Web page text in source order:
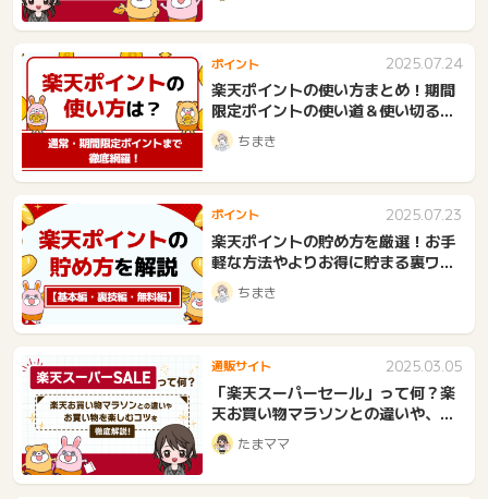
ポイント 2025.07.24
楽天ポイントの使い方まとめ！期間
限定ポイントの使い道＆使い切るコ
ツもちまき
ポイント 2025.07.23
楽天ポイントの貯め方を厳選！お手
軽な方法やよりお得に貯まる裏ワザ
まで ちまき
通販サイト 2025.03.05
「楽天スーパーセール」って何？楽
天お買い物マラソンとの違いや、お
買い物を楽しむコツを徹底解説！
たまママ